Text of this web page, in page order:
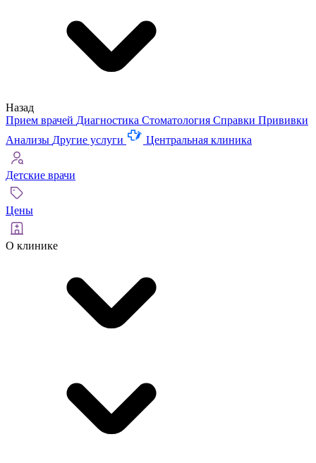
Назад
Прием врачей Диагностика Стоматология Справки Прививки
Анализы Другие услуги Центральная клиника
Детские врачи
Цены
О клинике